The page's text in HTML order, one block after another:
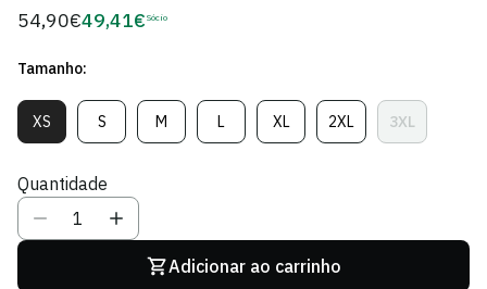
Preço
54,90€Preço
Sócio
49,41€ Sócio
Tamanho:
XSVariante
Esgotada
Indisponível
SVariante
Esgotada
Indisponível
MVariante
Esgotada
LVariante
Esgotada
XLVariante
Esgotada
2XLVariante
Esgotada
3XLVariante
Esgotada
Quantidade
Adicionar ao carrinho